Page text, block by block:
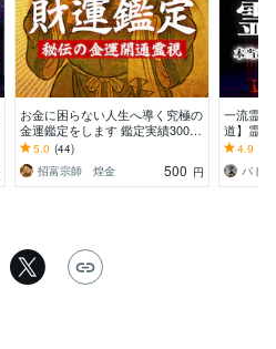
お金に困らない人生へ導く究極の
金運鑑定をします 鑑定実績3000
人以上。あなたの本当の財運をチ
ェック。
5.0 (44)
招富宗師 煌金
500 円
一流霊
道】霊
仕事な
れず苦
4.9
パト